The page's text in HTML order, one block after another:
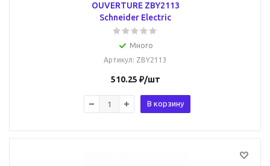
OUVERTURE ZBY2113
Schneider Electric
Много
Артикул: ZBY2113
510.25 ₽/шт
В корзину